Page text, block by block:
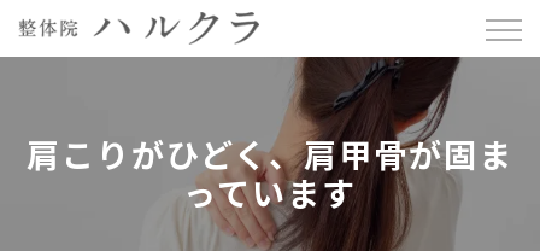
肩こりがひどく、肩甲骨が固ま
っています